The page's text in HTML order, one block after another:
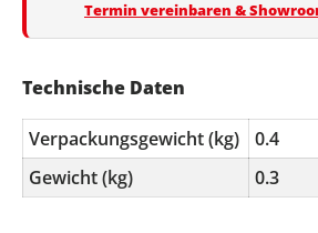
Termin vereinbaren &
Technische Daten
Verpackungsgewicht (kg)
0.4
Gewicht (kg)
0.3